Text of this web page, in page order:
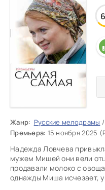
Жанр: Русские мелодрамы /
Премьера: 15 ноября 2025
Надежда Ловчева
мужем Мишей они вели
продавали молоко с
однажды Миша исчезает,